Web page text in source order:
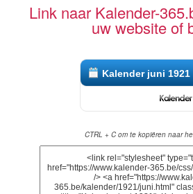
Link naar Kalender-
uw website of
Kalender juni 1921
CTRL + C om te kopiëren naar